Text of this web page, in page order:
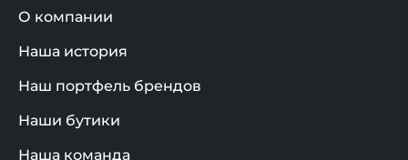
О компании
Наша история
Наш портфель брендов
Наши бутики
Наша команда